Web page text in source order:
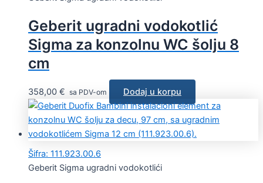
Geberit ugradni vodokotlić
Sigma za konzolnu WC šolju 8
cm
358,00 € sa PDV-om Dodaj u korpu
Šifra: 111.923.00.6
Geberit Sigma ugradni vodokotlići